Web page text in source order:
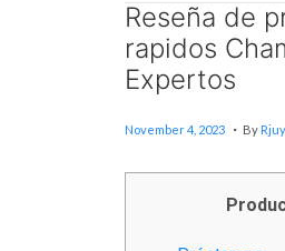
Reseña de
rapidos
Expertos
November 4, 2023
U
1
. By
Г
о
с
д